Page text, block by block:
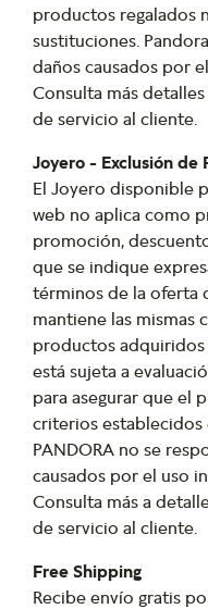
productos regalados
sustituciones.
daños causados por
Consulta más
de servicio al cliente.
Joyero - Exclusión de
El Joyero disponible
web no aplica como
promoción,
que se indique
términos de la oferta
mantiene las mismas
productos adquiridos
está sujeta a
para asegurar que el
criterios establecidos
PANDORA no se
causados por el uso
Consulta más a
de servicio al cliente.
Free Shipping
Recibe envío gratis